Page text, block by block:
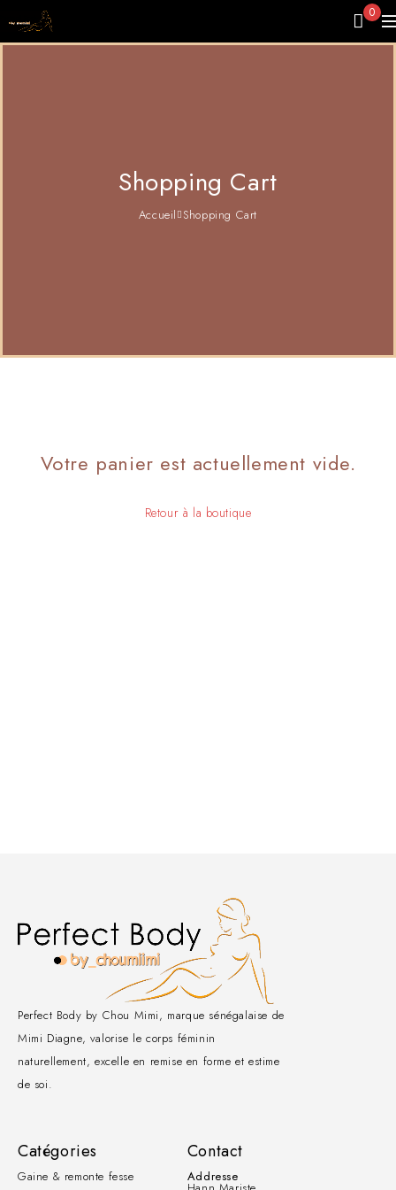
0
Shopping Cart
Accueil Shopping Cart
Votre panier est actuellement vide.
Retour à la boutique
Perfect Body by Chou Mimi, marque sénégalaise de
Mimi Diagne, valorise le corps féminin
naturellement, excelle en remise en forme et estime
de soi.
Catégories
Gaine & remonte fesse
Contact
Addresse